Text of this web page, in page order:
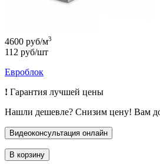
4600 руб/м3
112 руб/шт
Евроблок
! Гарантия лучшей цены
Нашли дешевле? Снизим цену! Вам